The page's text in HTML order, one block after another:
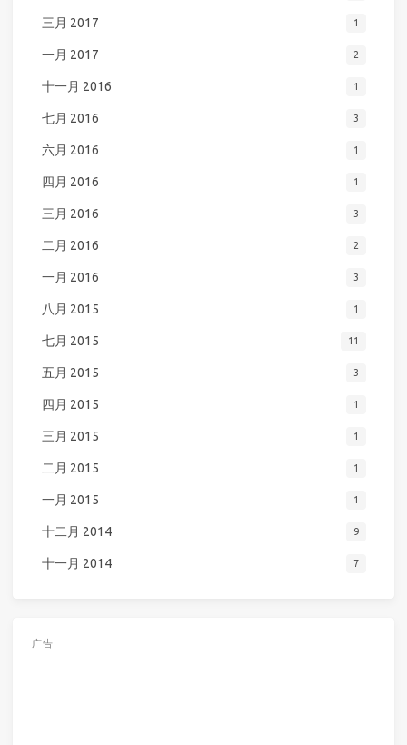
三月 2017 1
一月 2017 2
十一月 2016 1
七月 2016 3
六月 2016 1
四月 2016 1
三月 2016 3
二月 2016 2
一月 2016 3
八月 2015 1
七月 2015 11
五月 2015 3
四月 2015 1
三月 2015 1
二月 2015 1
一月 2015 1
十二月 2014 9
十一月 2014 7
广告